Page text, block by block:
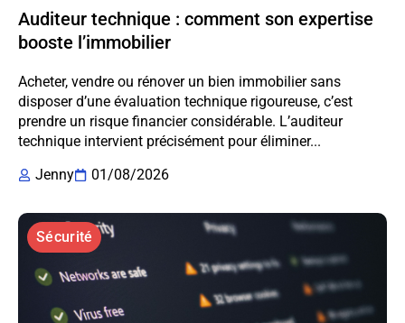
Auditeur technique : comment son expertise
booste l’immobilier
Acheter, vendre ou rénover un bien immobilier sans
disposer d’une évaluation technique rigoureuse, c’est
prendre un risque financier considérable. L’auditeur
technique intervient précisément pour éliminer...
Jenny
01/08/2026
Sécurité